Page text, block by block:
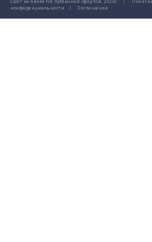
Сайт не является публичной офертой. 2026г. /
конфиденциальности
/ Соглашение